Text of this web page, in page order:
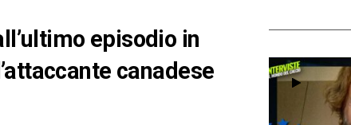
episodio in
canadese